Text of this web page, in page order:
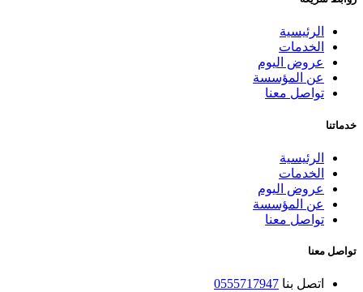
الرئيسية
الخدمات
عروض اليوم
عن المؤسسة
تواصل معنا
خدماتنا
الرئيسية
الخدمات
عروض اليوم
عن المؤسسة
تواصل معنا
تواصل معنا
اتصل بنا 0555717947